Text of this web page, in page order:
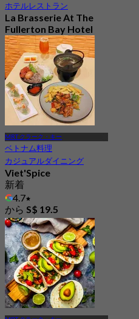
ホテルレストラン
La Brasserie At The
Fullerton Bay Hotel
Singapore
新着
4.3
からS$ 51.8
MRT クラーク・キー
ベトナム料理
カジュアルダイニング
Viet'Spice
新着
4.7
から S$ 19.5